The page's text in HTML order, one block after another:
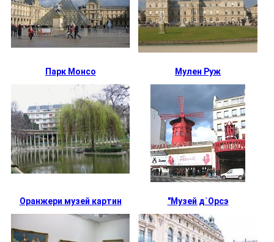
Парк Монсо Мулен Руж
Оранжери музей картин "Музей д`Орсэ